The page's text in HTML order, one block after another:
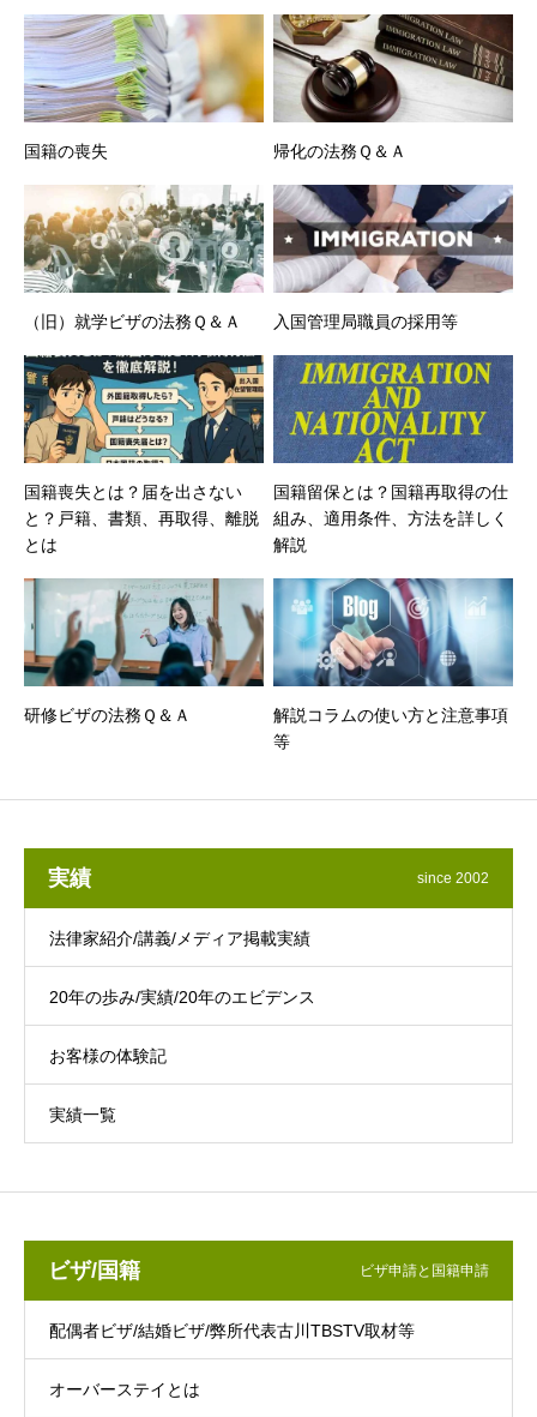
国籍の喪失 帰化の法務Ｑ＆Ａ
（旧）就学ビザの法務Ｑ＆Ａ 入国管理局職員の採用等
国籍喪失とは？届を出さない
と？戸籍、書類、再取得、離脱
とは
国籍留保とは？国籍再取得の仕
組み、適用条件、方法を詳しく
解説
研修ビザの法務Ｑ＆Ａ
解説コラムの使い方と注意事項
等
実績 since 2002
法律家紹介/講義/メディア掲載実績
20年の歩み/実績/20年のエビデンス
お客様の体験記
実績一覧
ビザ/国籍 ビザ申請と国籍申請
配偶者ビザ/結婚ビザ/弊所代表古川TBSTV取材等
オーバーステイとは